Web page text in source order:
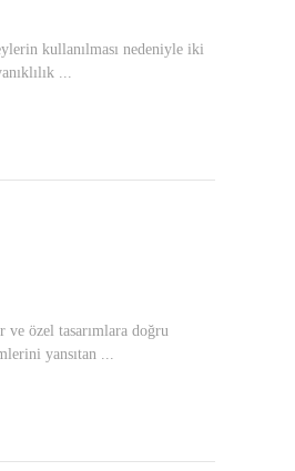
kullanılması nedeniyle iki
...
özel tasarımlara doğru
yansıtan ...